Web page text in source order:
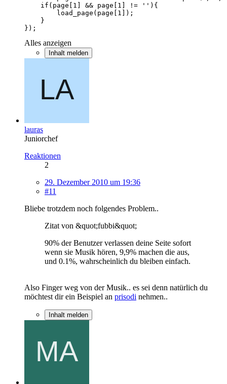
});
Alles anzeigen
Inhalt melden
lauras
Juniorchef
Reaktionen
2
29. Dezember 2010 um 19:36
#11
Bliebe trotzdem noch folgendes Problem..
Zitat von &quot;fubbi&quot;
90% der Benutzer verlassen deine Seite sofort
wenn sie Musik hören, 9,9% machen die aus,
und 0.1%, wahrscheinlich du bleiben einfach.
Also Finger weg von der Musik.. es sei denn natürlich du
möchtest dir ein Beispiel an prisodi nehmen..
Inhalt melden